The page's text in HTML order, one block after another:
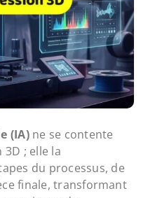
(IA)ne se contente
3D ; elle la
du processus, de
finale, transformant